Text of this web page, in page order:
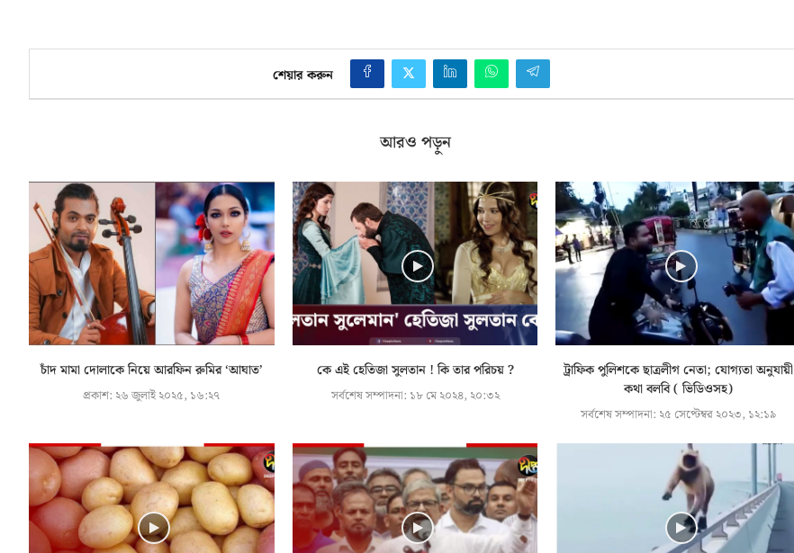
শেয়ার করুন
আরও পড়ুন
চাঁদ মামা দোলাকে নিয়ে আরফিন রুমির ‘আঘাত’
প্রকাশ: ২৬ জুলাই ২০২৫, ১৬:২৭
কে এই হেতিজা সুলতান ! কি তার পরিচয় ?
সর্বশেষ সম্পাদনা: ১৮ মে ২০২৪, ২০:৩২
ট্রাফিক পুলিশকে ছাত্রলীগ নেতা; যোগ্যতা অনুযায়ী
কথা বলবি ( ভিডিওসহ)
সর্বশেষ সম্পাদনা: ২৫ সেপ্টেম্বর ২০২৩, ১২:১৯